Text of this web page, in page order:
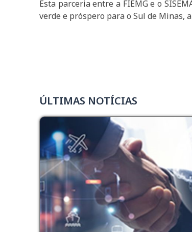
Esta parceria entre a FIEMG e o
verde e próspero para o Sul de Minas,
ÚLTIMAS NOTÍCIAS